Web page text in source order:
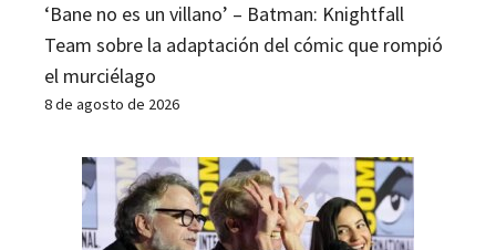
‘Bane no es un villano’ – Batman: Knightfall
Team sobre la adaptación del cómic que rompió
el murciélago
8 de agosto de 2026